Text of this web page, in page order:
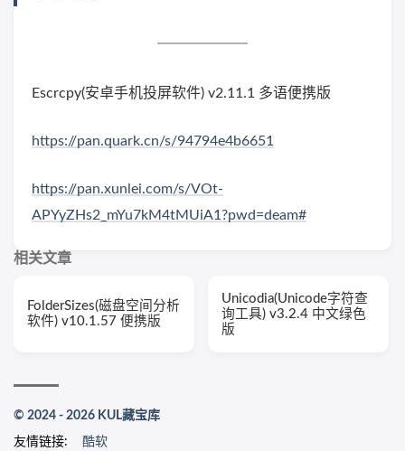
Escrcpy(安卓手机投屏软件) v2.11.1 多语便携版
https://pan.quark.cn/s/94794e4b6651
https://pan.xunlei.com/s/VOt-
APYyZHs2_mYu7kM4tMUiA1?pwd=deam#
相关文章
FolderSizes(磁盘空间分析
软件) v10.1.57 便携版
Unicodia(Unicode字符查
询工具) v3.2.4 中文绿色
版
© 2024 - 2026 KUL藏宝库
友情链接: 酷软